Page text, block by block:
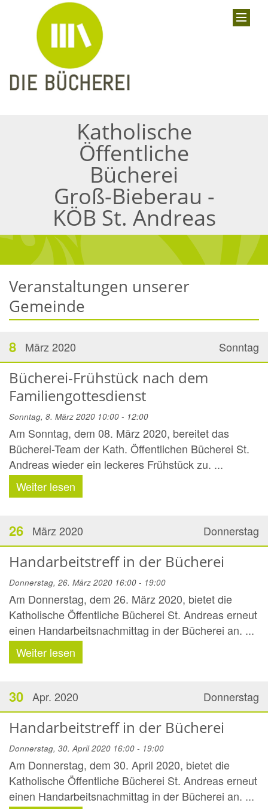
Katholische
Öffentliche
Bücherei
Groß-Bieberau -
KÖB St. Andreas
Veranstaltungen unserer
Gemeinde
Sonntag
8 März 2020
Bücherei-Frühstück nach dem
Familiengottesdienst
Sonntag, 8. März 2020 10:00 - 12:00
Am Sonntag, dem 08. März 2020, bereitet das
Bücherei-Team der Kath. Öffentlichen Bücherei St.
Andreas wieder ein leckeres Frühstück zu. ...
Weiter lesen
Donnerstag
26 März 2020
Handarbeitstreff in der Bücherei
Donnerstag, 26. März 2020 16:00 - 19:00
Am Donnerstag, dem 26. März 2020, bietet die
Katholische Öffentliche Bücherei St. Andreas erneut
einen Handarbeitsnachmittag in der Bücherei an. ...
Weiter lesen
Donnerstag
30 Apr. 2020
Handarbeitstreff in der Bücherei
Donnerstag, 30. April 2020 16:00 - 19:00
Am Donnerstag, dem 30. April 2020, bietet die
Katholische Öffentliche Bücherei St. Andreas erneut
einen Handarbeitsnachmittag in der Bücherei an. ...